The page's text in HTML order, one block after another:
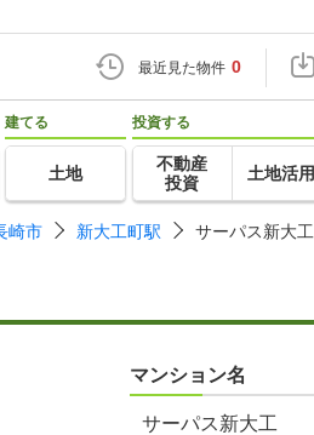
最近見た物件 0
建てる
土地
投資する
不動産
投資
土地活用
崎市 新大工町駅 サーパス新大工
マンション名
サーパス新大工